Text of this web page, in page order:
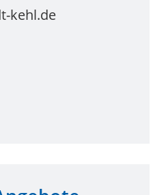
kehl.de